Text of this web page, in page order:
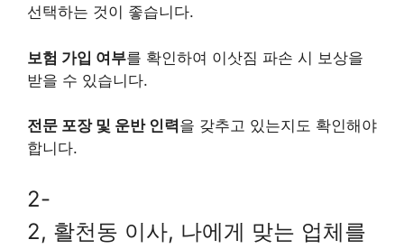
선택하는 것이 좋습니다.
보험 가입 여부를 확인하여 이삿짐 파손 시 보상을
받을 수 있습니다.
전문 포장 및 운반 인력을 갖추고 있는지도 확인해야
합니다.
2-
2, 활천동 이사, 나에게 맞는 업체를